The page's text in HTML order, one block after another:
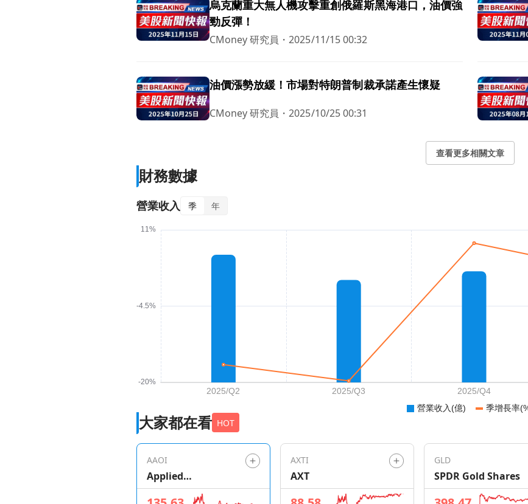
烏克蘭重大無人機攻擊重創俄羅斯黑海港口，油價強
勁反彈！
CMoney 研究員 ・2025/11/15 00:32
油價漲勢放緩！市場對特朗普制裁承諾產生懷疑
CMoney 研究員 ・2025/10/25 00:31
查看更多相關文章
財務數據
營業收入 季 年
大家都在看 HOT
AAOI
Applied
Optoelectronics
AXTI
AXT
GLD
SPDR Gold Shares